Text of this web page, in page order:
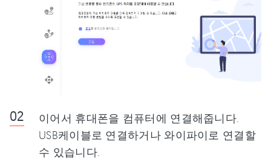
이어서 휴대폰을 컴퓨터에 연결해줍니다.
USB케이블로 연결하거나 와이파이로 연결할
수 있습니다.